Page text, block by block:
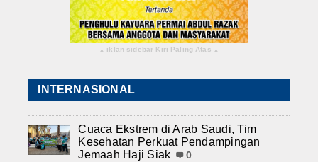
▴ iklan sidebar Kiri Paling Atas ▴
INTERNASIONAL
Cuaca Ekstrem di Arab Saudi, Tim
Kesehatan Perkuat Pendampingan
Jemaah Haji Siak
0